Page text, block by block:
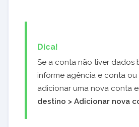
Dica!
Se a conta não tiver dados
informe agência e conta ou
adicionar uma nova conta
destino > Adicionar nova